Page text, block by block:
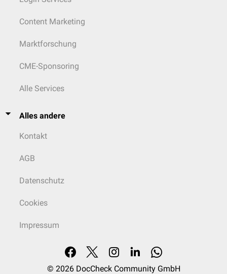
Content Marketing
Marktforschung
CME-Sponsoring
Alle Services
Alles andere
Kontakt
AGB
Datenschutz
Cookies
Impressum
© 2026 DocCheck Community GmbH